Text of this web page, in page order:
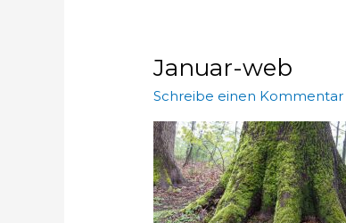
Januar-web
Schreibe einen Kommentar